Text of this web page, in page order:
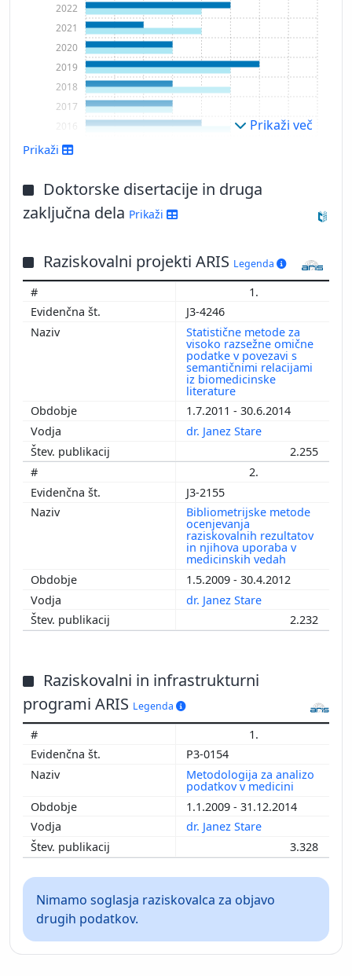
2012
2013
2015
2017
2018
2019
2020
2021
2022
Prikaži več
Prikaži
Doktorske disertacije in druga
zaključna dela Prikaži
Raziskovalni projekti ARIS Legenda
1.
J3-4246
Statistične metode za
visoko razsežne omične
podatke v povezavi s
semantičnimi relacijami
iz biomedicinske
literature
1.7.2011 - 30.6.2014
dr. Janez Stare
2.255
2.
J3-2155
Bibliometrijske metode
ocenjevanja
raziskovalnih rezultatov
in njihova uporaba v
medicinskih vedah
1.5.2009 - 30.4.2012
dr. Janez Stare
2.232
Raziskovalni in infrastrukturni
programi ARIS Legenda
1.
P3-0154
Metodologija za analizo
podatkov v medicini
1.1.2009 - 31.12.2014
dr. Janez Stare
3.328
Nimamo soglasja raziskovalca za objavo
drugih podatkov.